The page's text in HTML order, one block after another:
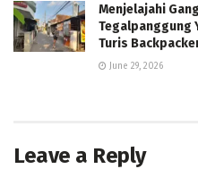
Menjelajahi
Tegalpanggung
Turis
June 29, 2026
Leave a Reply